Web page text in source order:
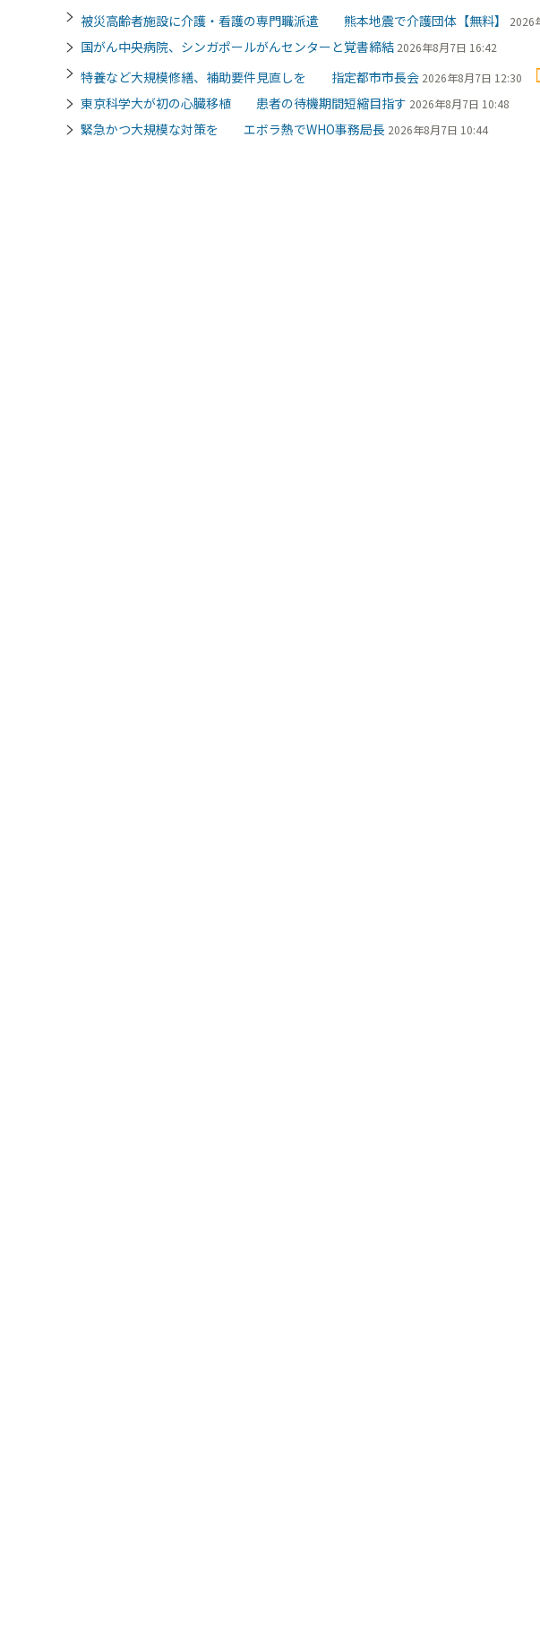
被災高齢者施設に介護・看護の専門職派遣 熊本地震で介護団体【無料】 2026
国がん中央病院、シンガポールがんセンターと覚書締結 2026年8月7日 16:42
特養など大規模修繕、補助要件見直しを 指定都市市長会 2026年8月7日 12:30
東京科学大が初の心臓移植 患者の待機期間短縮目指す 2026年8月7日 10:48
緊急かつ大規模な対策を エボラ熱でWHO事務局長 2026年8月7日 10:44